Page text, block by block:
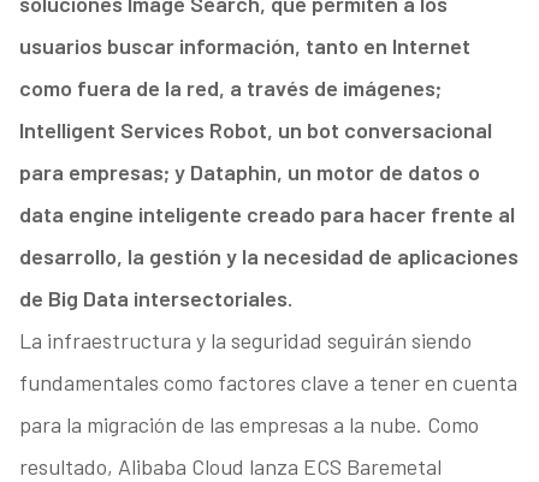
usuarios buscar información, tanto en Internet
como fuera de la red, a través de imágenes;
Intelligent Services Robot, un bot conversacional
para empresas; y Dataphin, un motor de datos o
data engine inteligente creado para hacer frente al
desarrollo, la gestión y la necesidad de aplicaciones
de Big Data intersectoriales.
La infraestructura y la seguridad seguirán siendo
fundamentales como factores clave a tener en cuenta
para la migración de las empresas a la nube. Como
resultado, Alibaba Cloud lanza ECS Baremetal